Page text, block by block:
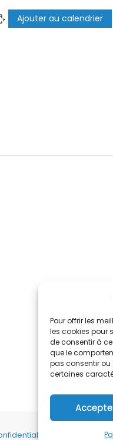
Pour offrir les
les cookies pour
de consentir à
que le
pas consentir ou
certaines
Ajouter au calendrier
Je
Politique de